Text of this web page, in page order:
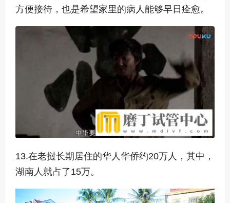
方便接待，也是希望家里的病人能够早日痊愈。
13.在老挝长期居住的华人华侨约20万人，其中，
湖南人就占了15万。